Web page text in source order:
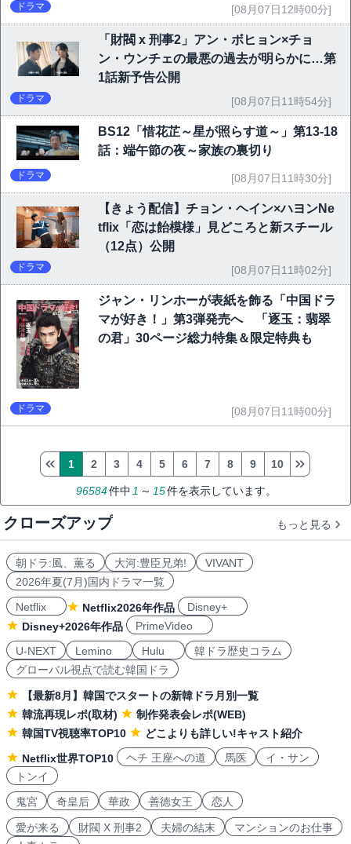
ドラマ [08月07日12時00分]
「財閥 x 刑事2」アン・ボヒョン×チョ
ン・ウンチェの最悪の過去が明らかに…第
1話新予告公開
ドラマ [08月07日11時54分]
BS12「惜花芷～星が照らす道～」第13-18
話：端午節の夜～家族の裏切り
ドラマ [08月07日11時30分]
【きょう配信】チョン・ヘイン×ハヨンNe
tflix「恋は飴模様」見どころと新スチール
（12点）公開
ドラマ [08月07日11時02分]
ジャン・リンホーが表紙を飾る「中国ドラ
マが好き！」第3弾発売へ 「逐玉：翡翠
の君」30ページ総力特集＆限定特典も
ドラマ [08月07日11時00分]
96584件中1 ～ 15件を表示しています。
1 2 3 4 5 6 7 8 9 10
クローズアップ もっと見る
朝ドラ:風、薫る 大河:豊臣兄弟!
VIVANT
2026年夏(7月)国内ドラマ一覧
Netflix
Netflix2026年作品
Disney+
Disney+2026年作品
PrimeVideo
U-NEXT
Lemino Hulu
韓ドラ歴史コラム
グローバル視点で読む韓国ドラ
【最新8月】韓国でスタートの新韓ドラ月別一覧
韓流再現レポ(取材)
制作発表会レポ(WEB)
韓国TV視聴率TOP10
どこよりも詳しい!キャスト紹介
Netflix世界TOP10
ヘチ 王座への道 馬医
イ・サン
トンイ
鬼宮
奇皇后 華政 善徳女王 恋人
愛が来る 財閥 X 刑事2 夫婦の結末
マンションのお仕事